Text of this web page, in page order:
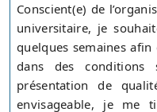
Conscient(e) de
universitaire, je
quelques semaines
dans des conditions
présentation de
envisageable, je me